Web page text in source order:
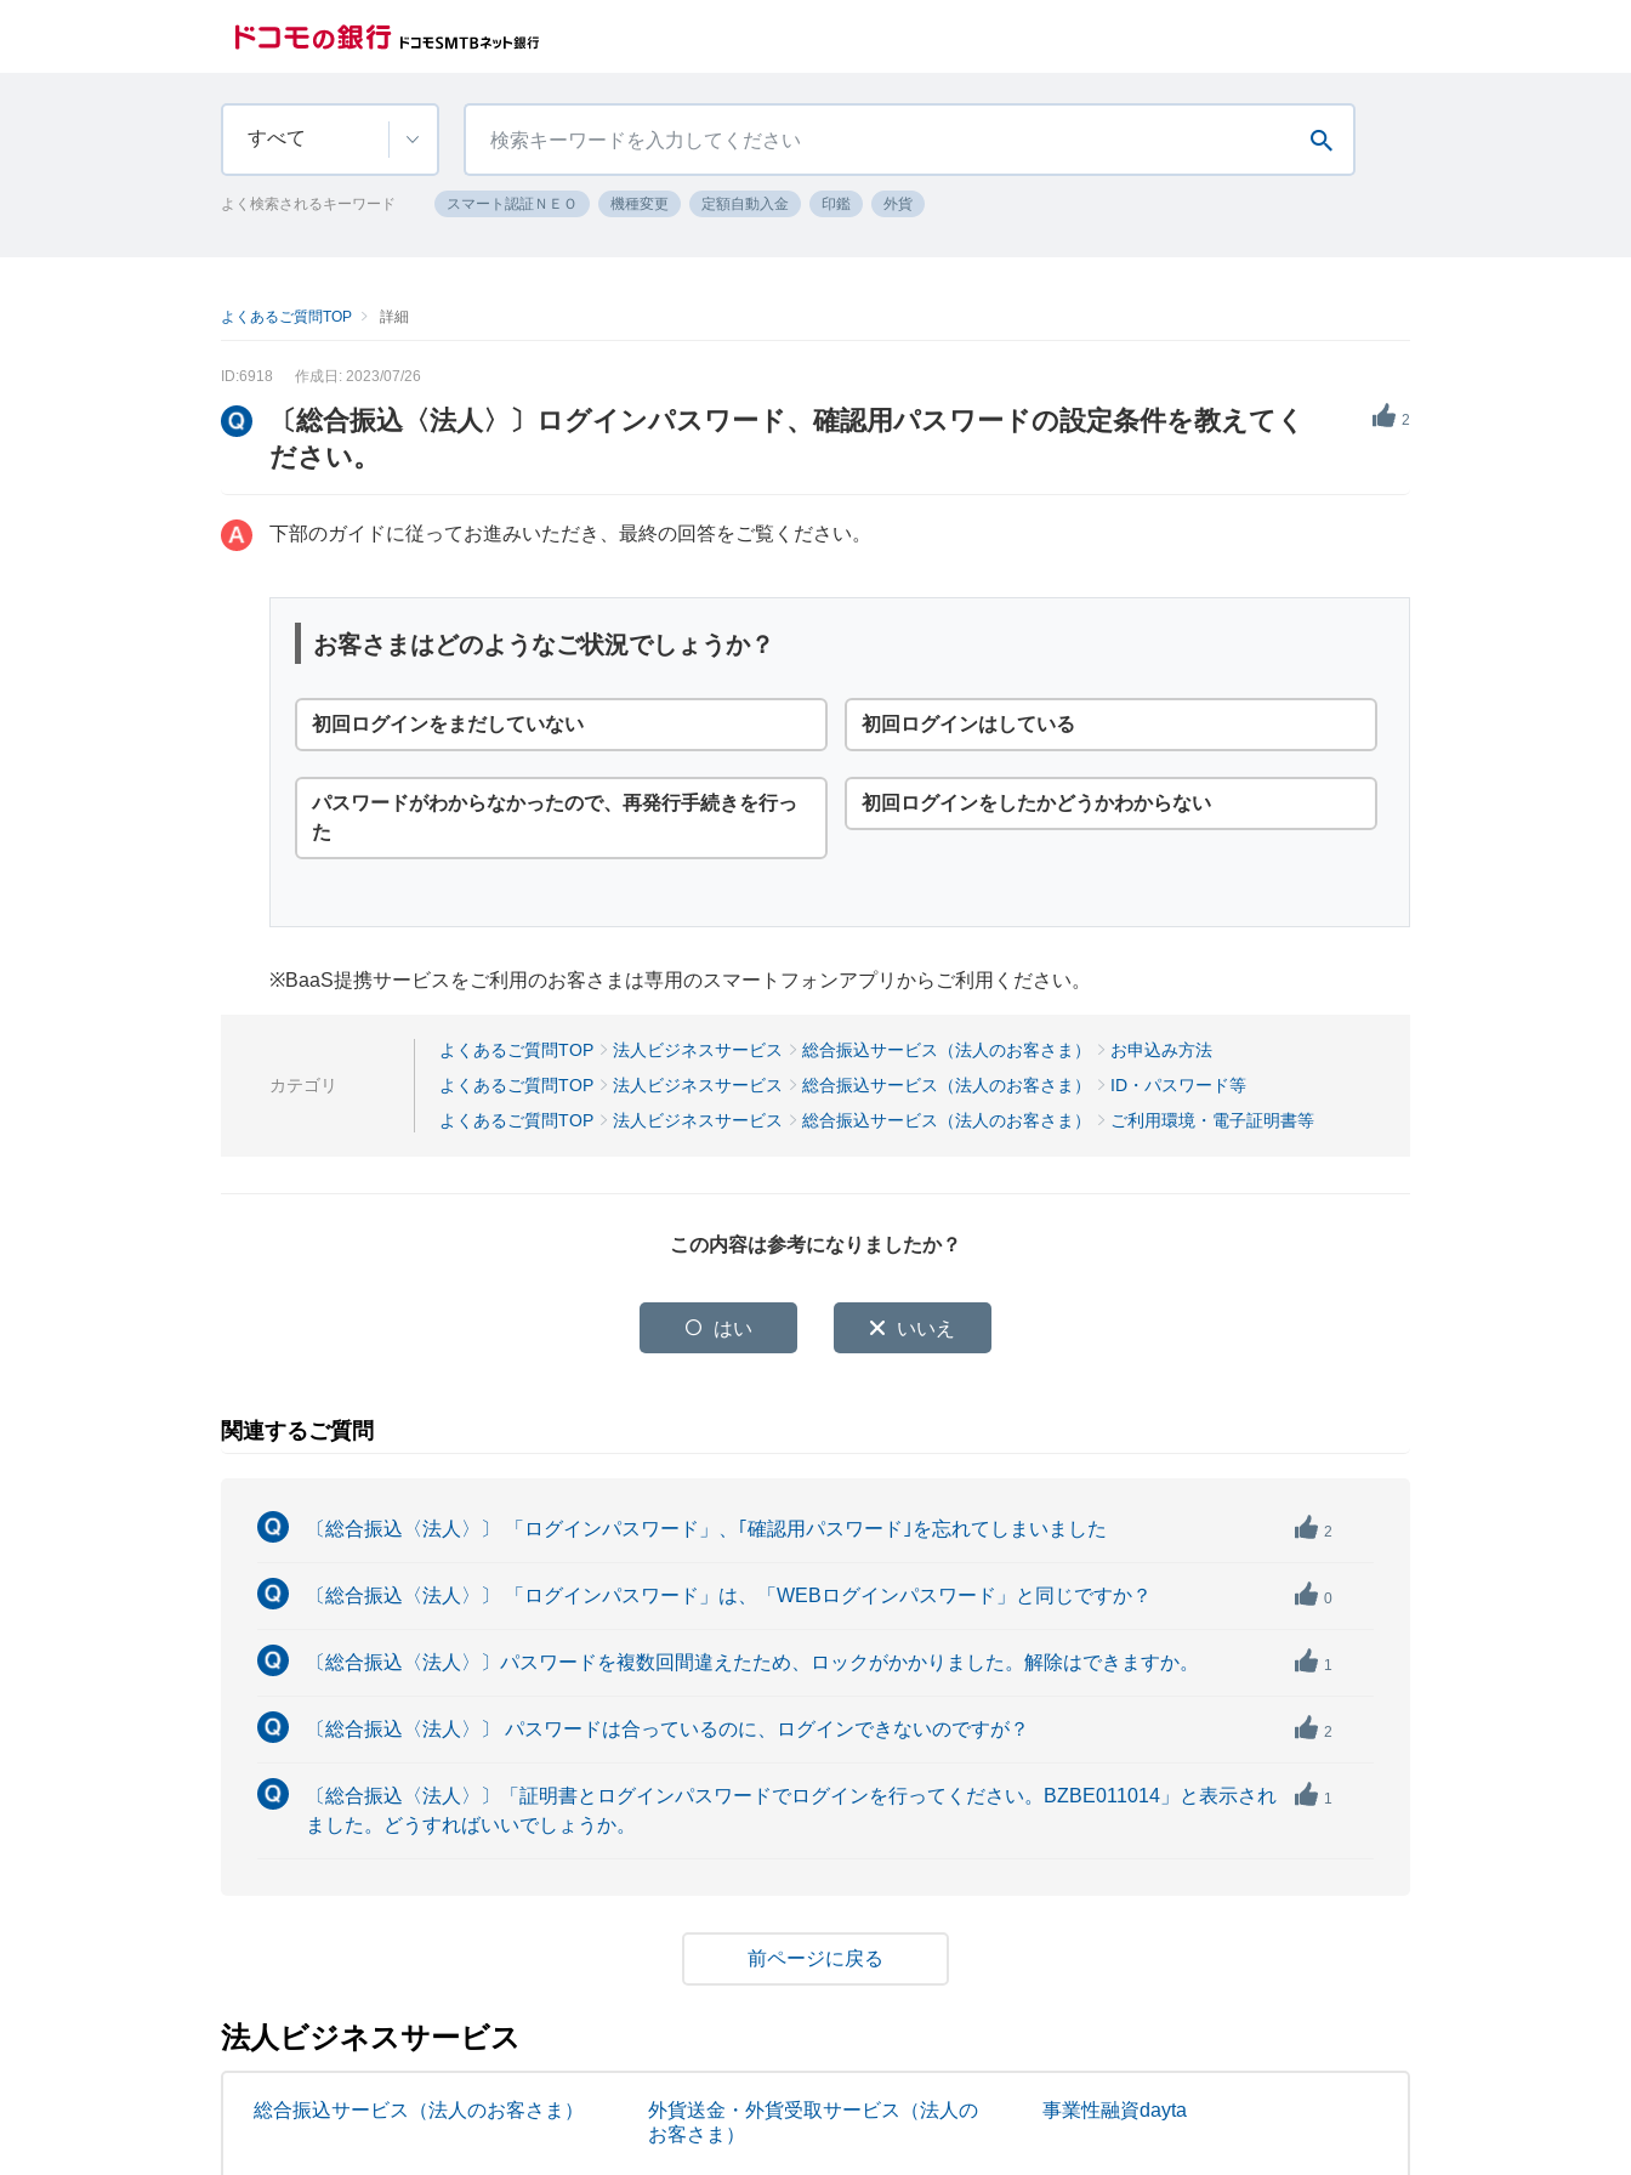
すべて
よく検索されるキーワード スマート認証ＮＥＯ 機種変更 定額自動入金 印鑑 外貨
よくあるご質問TOP 詳細
ID:6918 作成日: 2023/07/26
2
〔総合振込〈法人〉〕ログインパスワード、確認用パスワードの設定条件を教えてく
ださい。
下部のガイドに従ってお進みいただき、最終の回答をご覧ください。
お客さまはどのようなご状況でしょうか？
初回ログインをまだしていない 初回ログインはしている
パスワードがわからなかったので、再発行手続きを行っ
た
初回ログインをしたかどうかわからない
※BaaS提携サービスをご利用のお客さまは専用のスマートフォンアプリからご利用ください。
カテゴリ
よくあるご質問TOP 法人ビジネスサービス 総合振込サービス（法人のお客さま）
お申込み方法
よくあるご質問TOP
法人ビジネスサービス 総合振込サービス（法人のお客さま）
ID・パスワード等
よくあるご質問TOP
法人ビジネスサービス 総合振込サービス（法人のお客さま） ご利用環境・電子証明書等
この内容は参考になりましたか？
はい いいえ
関連するご質問
〔総合振込〈法人〉〕 「ログインパスワード」、｢確認用パスワード｣を忘れてしまいました 2
〔総合振込〈法人〉〕 「ログインパスワード」は、「WEBログインパスワード」と同じですか？ 0
〔総合振込〈法人〉〕パスワードを複数回間違えたため、ロックがかかりました。解除はできますか。 1
〔総合振込〈法人〉〕 パスワードは合っているのに、ログインできないのですが？ 2
〔総合振込〈法人〉〕「証明書とログインパスワードでログインを行ってください。BZBE011014」と表示され
ました。どうすればいいでしょうか。
1
戻る
法人ビジネスサービス
総合振込サービス（法人のお客さま）
外貨送金・外貨受取サービス（法人の
お客さま）
事業性融資dayta